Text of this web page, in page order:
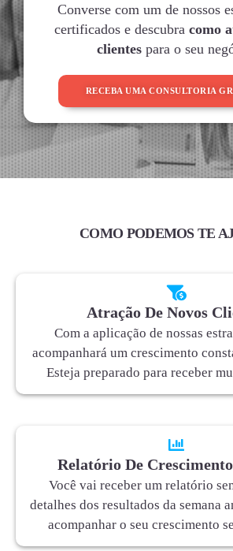
Converse com um de nossos
certificados e descubra como
clientespara o seu
RECEBA UMA CONSULTORIA
COMO PODEMOS TE
Atração De Novos
Com a aplicação de nossas
acompanhará um crescimento
Esteja preparado para receber
Relatório De
Você vai receber um relatório
detalhes dos resultados da semana
acompanhar o seu crescimento